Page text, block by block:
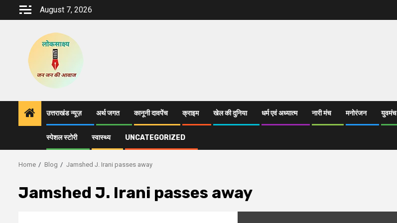
August 7, 2026
उत्तराखंड न्यूज़ अर्थ जगत कानूनी दावपेंच क्राइम खेल की दुनिया धर्म एवं अध्यात्म नारी मंच मनोरंजन युवमंच
स्पेशल स्टोरी स्वास्थ्य UNCATEGORIZED
Home Blog Jamshed J. Irani passes away
Jamshed J. Irani passes away